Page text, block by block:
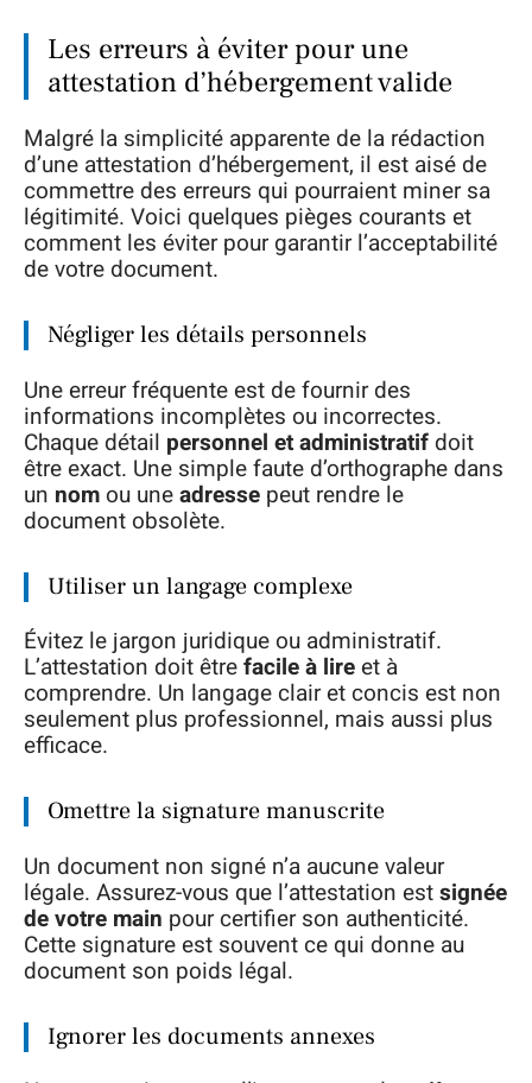
Les erreurs à éviter pour une
attestation d’hébergement valide
Malgré la simplicité apparente de la rédaction
d’une attestation d’hébergement, il est aisé de
commettre des erreurs qui pourraient miner sa
légitimité. Voici quelques pièges courants et
comment les éviter pour garantir l’acceptabilité
de votre document.
Négliger les détails personnels
Une erreur fréquente est de fournir des
informations incomplètes ou incorrectes.
Chaque détail personnel et administratif doit
être exact. Une simple faute d’orthographe dans
un nom ou uneadresse peut rendre le
document obsolète.
Utiliser un langage complexe
Évitez le jargon juridique ou administratif.
L’attestation doit êtrefacile à lireet à
comprendre. Un langage clair et concis est non
seulement plus professionnel, mais aussi plus
efficace.
Omettre la signature manuscrite
Un document non signé n’a aucune valeur
légale. Assurez-vous que l’attestation estsignée
de votre main pour certifier son authenticité.
Cette signature est souvent ce qui donne au
document son poids légal.
Ignorer les documents annexes